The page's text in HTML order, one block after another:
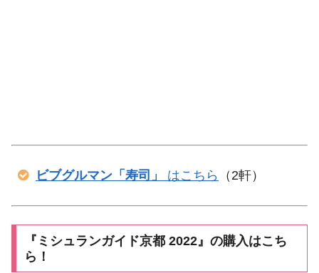
ビブグルマン「寿司」 はこちら （2軒）
『ミシュランガイド京都 2022』の購入はこち
ら！